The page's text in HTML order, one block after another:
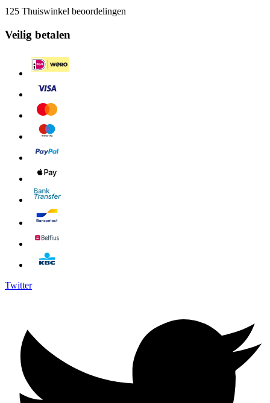
125 Thuiswinkel beoordelingen
Veilig betalen
Twitter